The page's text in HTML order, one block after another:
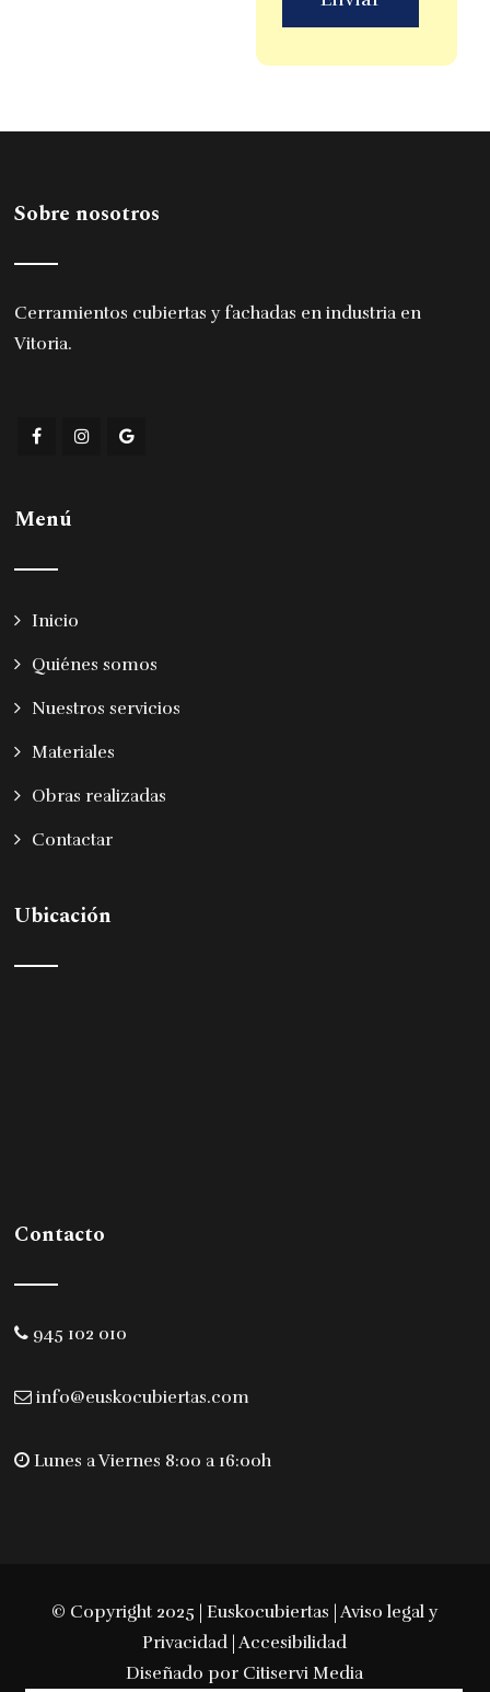
Sobre nosotros
Cerramientos cubiertas y fachadas en industria en
Vitoria.
Menú
Inicio
Quiénes somos
Nuestros servicios
Materiales
Obras realizadas
Contactar
Ubicación
Contacto
945 102 010
info@euskocubiertas.com
Lunes a Viernes 8:00 a 16:00h
© Copyright 2025 | Euskocubiertas |Aviso legal y
Privacidad |Accesibilidad
Diseñado por Citiservi Media